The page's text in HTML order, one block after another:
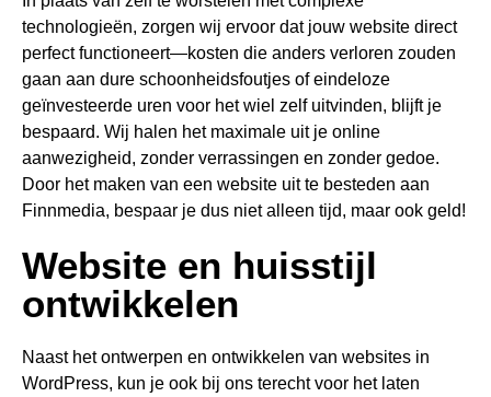
technologieën, zorgen wij ervoor dat jouw website direct
perfect functioneert—kosten die anders verloren zouden
gaan aan dure schoonheidsfoutjes of eindeloze
geïnvesteerde uren voor het wiel zelf uitvinden, blijft je
bespaard. Wij halen het maximale uit je online
aanwezigheid, zonder verrassingen en zonder gedoe.
Door het maken van een website uit te besteden aan
Finnmedia, bespaar je dus niet alleen tijd, maar ook geld!
Website en huisstijl
ontwikkelen
Naast het ontwerpen en ontwikkelen van websites in
WordPress, kun je ook bij ons terecht voor het laten